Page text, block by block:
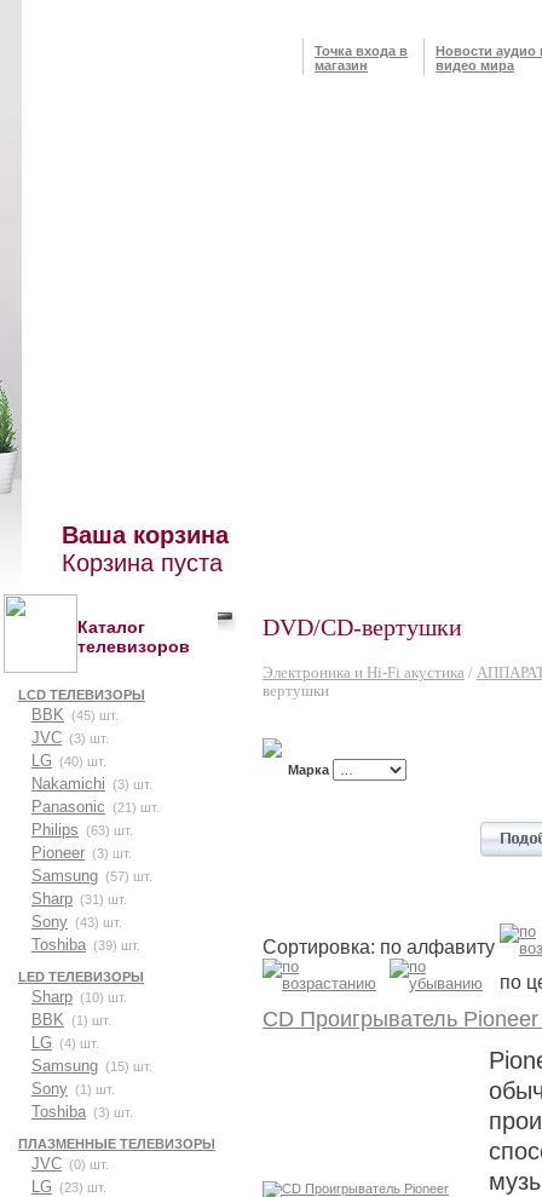
Точка входа в
магазин
Новости аудио
видео мира
Ваша корзина
Корзина пуста
Каталог
телевизоров
LCD ТЕЛЕВИЗОРЫ
BBK (45) шт.
JVC (3) шт.
LG (40) шт.
Nakamichi (3) шт.
Panasonic (21) шт.
Philips (63) шт.
Pioneer (3) шт.
Samsung (57) шт.
Sharp (31) шт.
Sony (43) шт.
Toshiba (39) шт.
LED ТЕЛЕВИЗОРЫ
Sharp (10) шт.
BBK (1) шт.
LG (4) шт.
Samsung (15) шт.
Sony (1) шт.
Toshiba (3) шт.
ПЛАЗМЕННЫЕ ТЕЛЕВИЗОРЫ
JVC (0) шт.
LG (23) шт.
DVD/CD-вертушки
Электроника и Hi-Fi акустика /
вертушки
Марка
Сортировка: по алфавиту
по
CD Проигрыватель